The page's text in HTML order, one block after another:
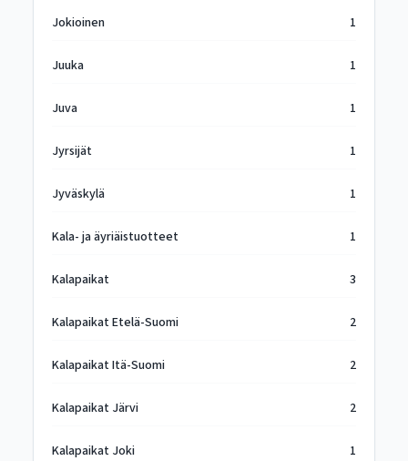
Jokioinen 1
Juuka 1
Juva 1
Jyrsijät 1
Jyväskylä 1
Kala- ja äyriäistuotteet 1
Kalapaikat 3
Kalapaikat Etelä-Suomi 2
Kalapaikat Itä-Suomi 2
Kalapaikat Järvi 2
Kalapaikat Joki 1